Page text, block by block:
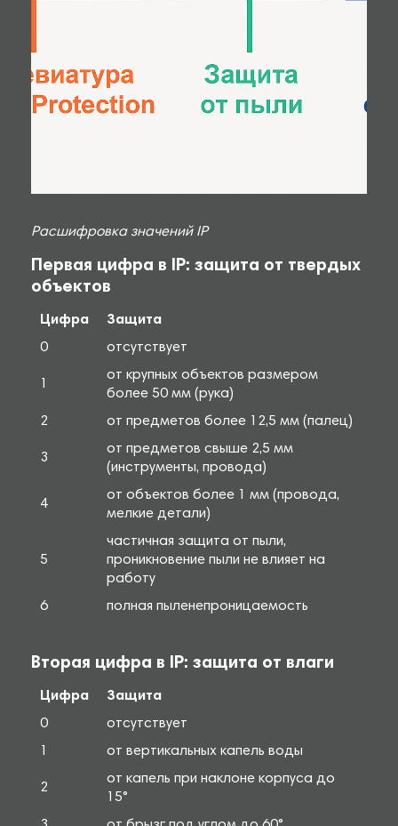
Расшифровка значений IP
Первая цифра в IP: защита от твердых
объектов
Цифра
Защита
0
отсутствует
от крупных объектов размером
более 50 мм (рука)
2
от предметов более 12,5 мм (палец)
3
от предметов свыше 2,5 мм
(инструменты, провода)
4
от объектов более 1 мм (провода,
мелкие детали)
5
частичная защита от пыли,
проникновение пыли не влияет на
работу
6
полная пыленепроницаемость
Вторая цифра в IP: защита от влаги
Цифра
Защита
0
отсутствует
от вертикальных капель воды
2
от капель при наклоне корпуса до
15°